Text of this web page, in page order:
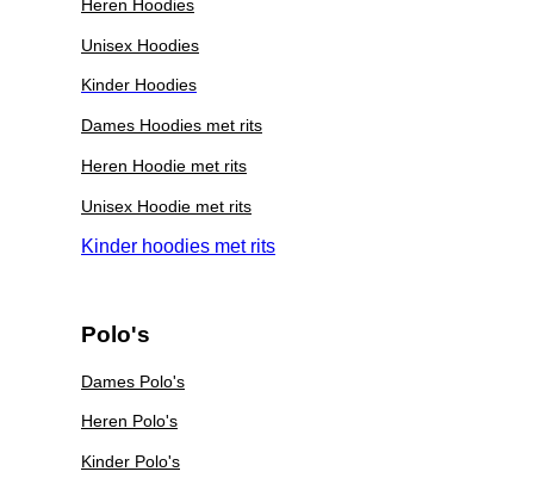
Heren Hoodies
Unisex Hoodies
Kinder Hoodies
Dames Hoodies met rits
Heren Hoodie met rits
Unisex Hoodie met rits
Kinder hoodies met rits
Polo's
Dames Polo's
Heren Polo's
Kinder Polo's